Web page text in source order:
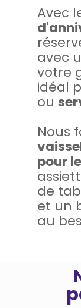
Avec
avec
votre
idéal
ou
Nous
pour
de
et un
au